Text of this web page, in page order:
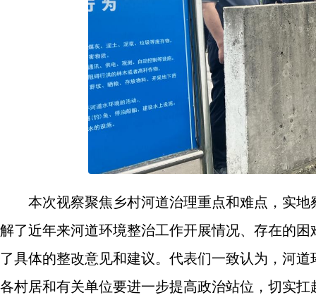
本次视察聚焦乡村河道治理重点和难点，实
解了近年来河道环境整治工作开展情况、存在的
了具体的整改意见和建议。代表们一致认为，河
各村居和有关单位要进一步提高政治站位，切实